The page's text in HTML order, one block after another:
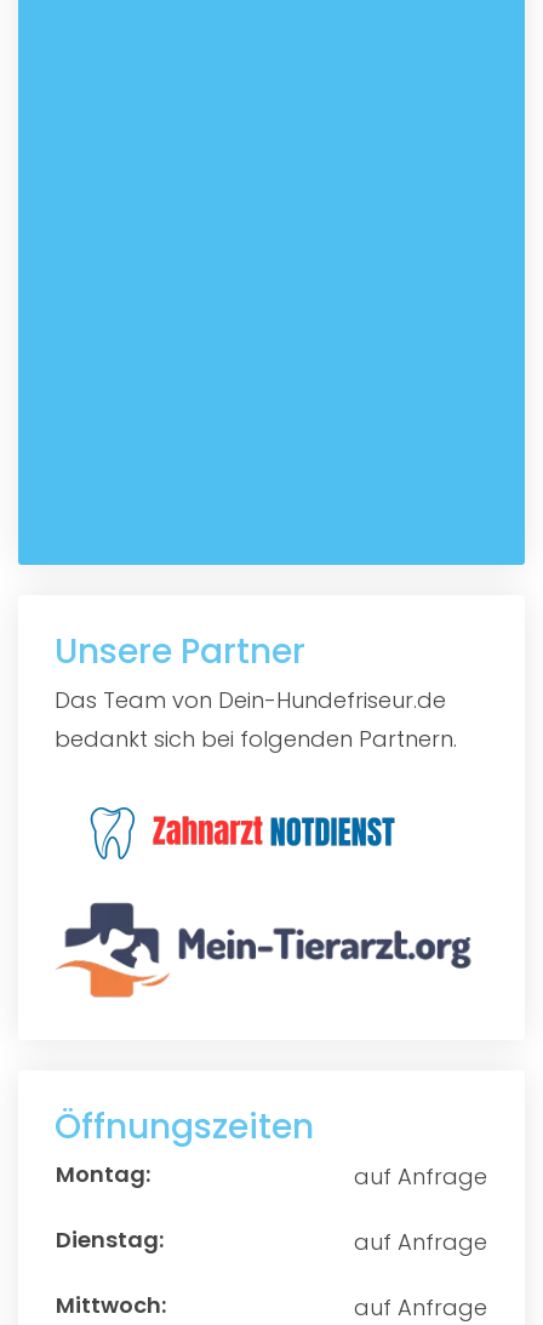
Unsere Partner
Das Team von Dein-Hundefriseur.de
bedankt sich bei folgenden Partnern.
Öffnungszeiten
auf Anfrage
auf Anfrage
auf Anfrage